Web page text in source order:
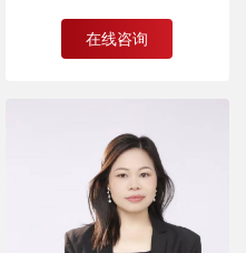
在线咨询